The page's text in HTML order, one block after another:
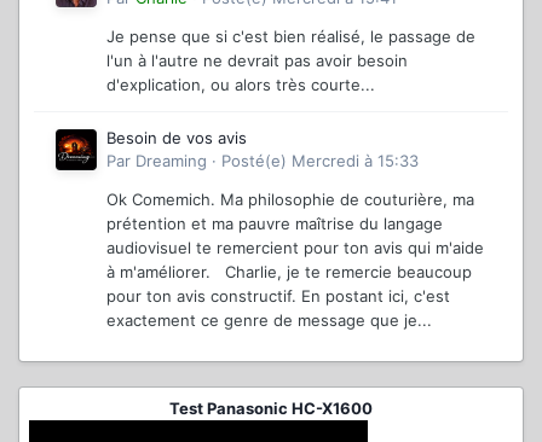
Je pense que si c'est bien réalisé, le passage de
l'un à l'autre ne devrait pas avoir besoin
d'explication, ou alors très courte...
Besoin de vos avis
Par Dreaming · Posté(e) Mercredi à 15:33
Ok Comemich. Ma philosophie de couturière, ma
prétention et ma pauvre maîtrise du langage
audiovisuel te remercient pour ton avis qui m'aide
à m'améliorer. Charlie, je te remercie beaucoup
pour ton avis constructif. En postant ici, c'est
exactement ce genre de message que je...
Test Panasonic HC-X1600